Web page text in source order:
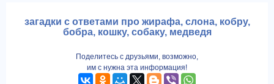
загадки с ответами про жирафа, слона, кобру,
бобра, кошку, собаку, медведя
Поделитесь с друзьями, возможно,
им с нужна эта информация!